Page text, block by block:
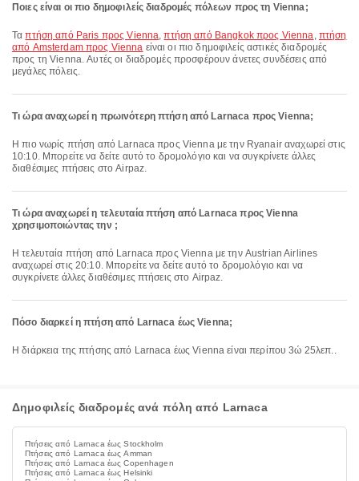
Ποιες είναι οι πιο δημοφιλείς διαδρομές πόλεων προς τη Vienna;
Ταπτήση από Paris προς Vienna,πτήση από Bangkok προς Vienna, πτήση
από Amsterdam προς Vienna είναι οι πιο δημοφιλείς αστικές διαδρομές
προς τη Vienna. Αυτές οι διαδρομές προσφέρουν άνετες συνδέσεις από
μεγάλες πόλεις.
Τι ώρα αναχωρεί η πρωινότερη πτήση από Larnaca προς Vienna;
Η πιο νωρίς πτήση από Larnaca προς Vienna με την Ryanair αναχωρεί στις
10:10. Μπορείτε να δείτε αυτό το δρομολόγιο και να συγκρίνετε άλλες
διαθέσιμες πτήσεις στο Airpaz.
Τι ώρα αναχωρεί η τελευταία πτήση από Larnaca προς Vienna
χρησιμοποιώντας την ;
Η τελευταία πτήση από Larnaca προς Vienna με την Austrian Airlines
αναχωρεί στις 20:10. Μπορείτε να δείτε αυτό το δρομολόγιο και να
συγκρίνετε άλλες διαθέσιμες πτήσεις στο Airpaz.
Πόσο διαρκεί η πτήση από Larnaca έως Vienna;
Η διάρκεια της πτήσης από Larnaca έως Vienna είναι περίπου 3ώ 25λεπ..
Δημοφιλείς διαδρομές ανά πόλη από Larnaca
Πτήσεις από Larnaca έως Stockholm
Πτήσεις από Larnaca έως Amman
Πτήσεις από Larnaca έως Copenhagen
Πτήσεις από Larnaca έως Helsinki